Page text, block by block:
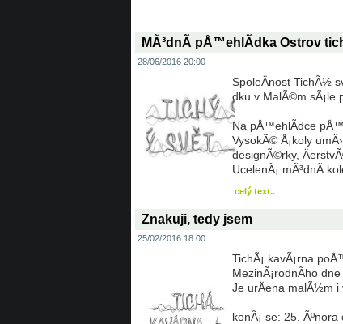
MÃ³dnÃ­ pÅ™ehlÃ­dka Ostrov
28/06/2016 20:00
SpoleÄnost TichÃ½
dku v MalÃ©m sÃ¡le
Na pÅ™ehlÃ­dce
VysokÃ© Å¡koly
designÃ©rky,
UcelenÃ¡ mÃ³dnÃ­
celý text..
Znakuji, tedy jsem
25/02/2016 18:00
TichÃ¡ kavÃ¡rna
MezinÃ¡rodnÃ­ho
Je urÄena malÃ½m i
konÃ¡ se: 25.